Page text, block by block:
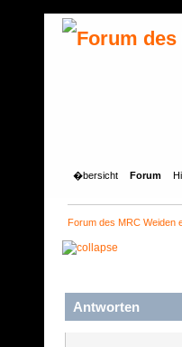
�bersicht Forum
Forum des MRC Weiden
Antworten